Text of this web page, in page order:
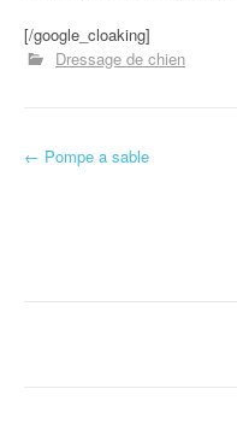
[/google_cloaking]
Dressage de chien
Navigation
← Pompe a sable